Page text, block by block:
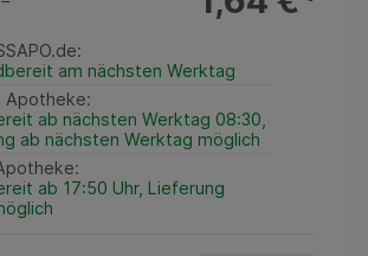
:
am nächsten Werktag
Apotheke:
ab nächsten Werktag 08:30,
ab nächsten Werktag möglich
:
ab 17:50 Uhr, Lieferung